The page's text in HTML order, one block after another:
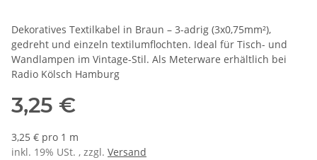
Dekoratives Textilkabel in Braun – 3-adrig (3x0,75mm²),
gedreht und einzeln textilumflochten. Ideal für Tisch- und
Wandlampen im Vintage-Stil. Als Meterware erhältlich bei
Radio Kölsch Hamburg
3,25 €
3,25 € pro 1 m
inkl. 19% USt. , zzgl. Versand